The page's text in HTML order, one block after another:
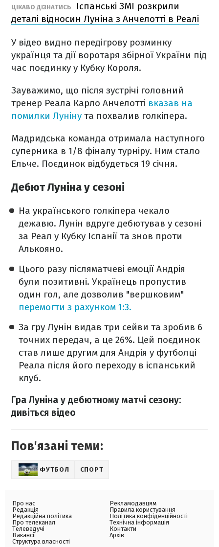
ЦІКАВО ДІЗНАТИСЬ
Іспанські ЗМІ розкрили
деталі відносин Луніна з Анчелотті в Реалі
У відео видно передігрову розминку
українця та дії воротаря збірної України під
час поєдинку у Кубку Короля.
Зауважимо, що після зустрічі головний
тренер Реала Карло Анчелотті вказав на
помилки Луніну та похвалив голкіпера.
Мадридська команда отримала наступного
суперника в 1/8 фіналу турніру. Ним стало
Ельче. Поєдинок відбудеться 19 січня.
Дебют Луніна у сезоні
На українського голкіпера чекало
дежавю. Лунін вдруге дебютував у сезоні
за Реал у Кубку Іспанії та знов проти
Алькояно.
Цього разу післяматчеві емоції Андрія
були позитивні. Українець пропустив
один гол, але дозволив "вершковим"
перемогти з рахунком 1:3.
За гру Лунін видав три сейви та зробив 6
точних передач, а це 26%. Цей поєдинок
став лише другим для Андрія у футболці
Реала після його переходу в іспанський
клуб.
Гра Луніна у дебютному матчі сезону:
дивіться відео
Пов'язані теми:
ФУТБОЛ СПОРТ
Про нас
Редакція
Редакційна політика
Про телеканал
Телеведучі
Вакансії
Структура власності
Рекламодавцям
Правила користування
Політика конфіденційності
Технічна інформація
Контакти
Архів